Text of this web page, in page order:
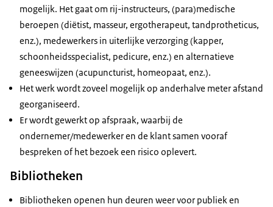
mogelijk. Het gaat om rij-instructeurs, (para)medische
beroepen (diëtist, masseur, ergotherapeut, tandprotheticus,
enz.), medewerkers in uiterlijke verzorging (kapper,
schoonheidsspecialist, pedicure, enz.) en alternatieve
geneeswijzen (acupuncturist, homeopaat, enz.).
Het werk wordt zoveel mogelijk op anderhalve meter afstand
georganiseerd.
Er wordt gewerkt op afspraak, waarbij de
ondernemer/medewerker en de klant samen vooraf
bespreken of het bezoek een risico oplevert.
Bibliotheken
Bibliotheken openen hun deuren weer voor publiek en